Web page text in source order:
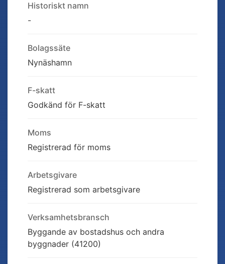
Historiskt namn
-
Bolagssäte
Nynäshamn
F-skatt
Godkänd för F-skatt
Moms
Registrerad för moms
Arbetsgivare
Registrerad som arbetsgivare
Verksamhetsbransch
Byggande av bostadshus och andra
byggnader (41200)